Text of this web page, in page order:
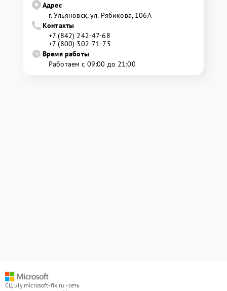
Адрес
г. Ульяновск, ул. Рябикова, 106А
Контакты
+7 (842) 242-47-68
+7 (800) 302-71-75
Время работы
Работаем с 09:00 до 21:00
СЦ uly.microsoft-fix.ru - сеть